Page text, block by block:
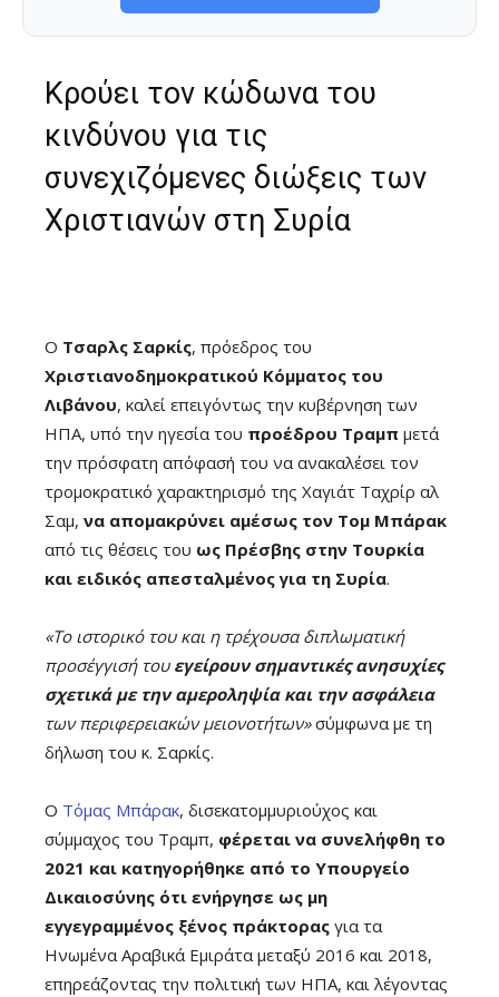
Κρούει τον κώδωνα του
κινδύνου για τις
συνεχιζόμενες διώξεις των
Χριστιανών στη Συρία
Ο Τσαρλς Σαρκίς, πρόεδρος του
Χριστιανοδημοκρατικού Κόμματος του
Λιβάνου, καλεί επειγόντως την κυβέρνηση των
ΗΠΑ, υπό την ηγεσία του προέδρου Τραμπ μετά
την πρόσφατη απόφασή του να ανακαλέσει τον
τρομοκρατικό χαρακτηρισμό της Χαγιάτ Ταχρίρ αλ
Σαμ, να απομακρύνει αμέσως τον Τομ Μπάρακ
από τις θέσεις του ως Πρέσβης στην Τουρκία
και ειδικός απεσταλμένος για τη Συρία.
«Το ιστορικό του και η τρέχουσα διπλωματική
προσέγγισή του εγείρουν σημαντικές ανησυχίες
σχετικά με την αμεροληψία και την ασφάλεια
των περιφερειακών μειονοτήτων»σύμφωνα με τη
δήλωση του κ. Σαρκίς.
Ο Τόμας Μπάρακ, δισεκατομμυριούχος και
σύμμαχος του Τραμπ, φέρεται να συνελήφθη το
2021 και κατηγορήθηκε από το Υπουργείο
Δικαιοσύνης ότι ενήργησε ως μη
εγγεγραμμένος ξένος πράκτορας για τα
Ηνωμένα Αραβικά Εμιράτα μεταξύ 2016 και 2018,
επηρεάζοντας την πολιτική των ΗΠΑ, και λέγοντας